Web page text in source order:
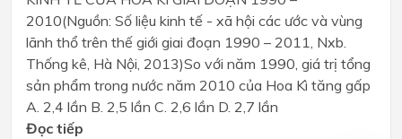
2010(Nguồn: Số liệu kinh tế - xã hội các ước và vùng
lãnh thổ trên thế giới giai đoạn 1990 – 2011, Nxb.
Thống kê, Hà Nội, 2013)So với năm 1990, giá trị tổng
sản phẩm trong nước năm 2010 của Hoa Kì tăng gấp
A. 2,4 lần B. 2,5 lần C. 2,6 lần D. 2,7 lần
Đọc tiếp